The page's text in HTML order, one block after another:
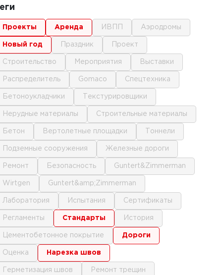
проекты аренда ИВПП аэродромы
новый год праздник проект
строительство мероприятия выставки
распределитель gomaco спецтехника
бетоноукладчики текстурировщики
нерудные материалы строительные материалы
бетон вертолетные площадки тоннели
подземные сооружения железные дороги
ремонт безопасность Guntert&Zimmerman
Wirtgen Guntert&amp;Zimmerman
лаборатория испытания сертификаты
регламенты стандарты история
цементобетонное покрытие дороги
оценка нарезка швов
герметизация швов ремонт трещин